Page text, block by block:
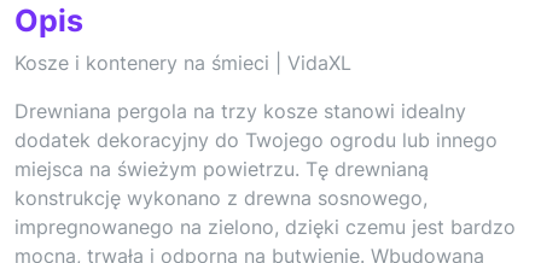
Opis
Kosze i kontenery na śmieci | VidaXL
Drewniana pergola na trzy kosze stanowi idealny
dodatek dekoracyjny do Twojego ogrodu lub innego
miejsca na świeżym powietrzu. Tę drewnianą
konstrukcję wykonano z drewna sosnowego,
impregnowanego na zielono, dzięki czemu jest bardzo
mocna, trwała i odporna na butwienie. Wbudowana